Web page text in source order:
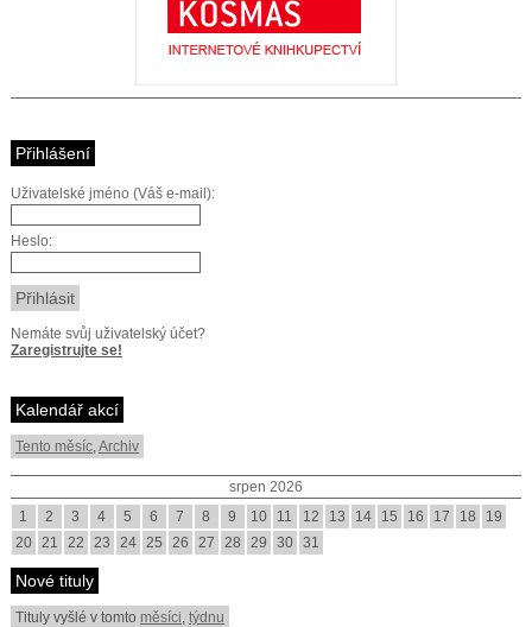
Přihlášení
Uživatelské jméno (Váš e-mail):
Heslo:
Nemáte svůj uživatelský účet?
Zaregistrujte se!
Kalendář akcí
Tento měsíc,Archiv
srpen 2026
1
2 3 4 5 6 7 8 9 10 11 12 13 14 15 16 17 18
19
20 21 22 23 24 25 26 27 28 29 30 31
Nové tituly
Tituly vyšlé v tomto měsíci, týdnu